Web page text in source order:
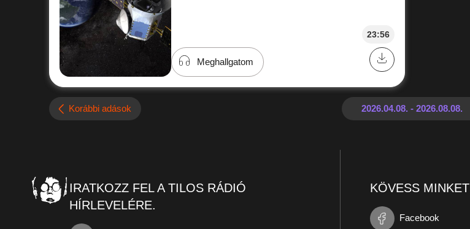
23:56
Meghallgatom
Korábbi adások
IRATKOZZ FEL A TILOS RÁDIÓ
HÍRLEVELÉRE.
KÖVESS MINKET
Facebook